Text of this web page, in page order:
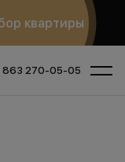
квартиры
863 270-05-05